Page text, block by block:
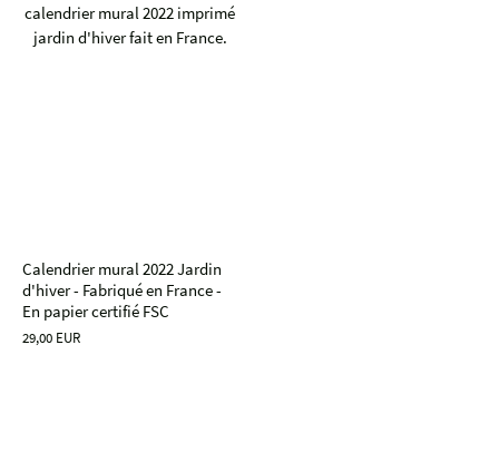
Calendrier mural 2022 Jardin
d'hiver - Fabriqué en France -
En papier certifié FSC
29,00 EUR